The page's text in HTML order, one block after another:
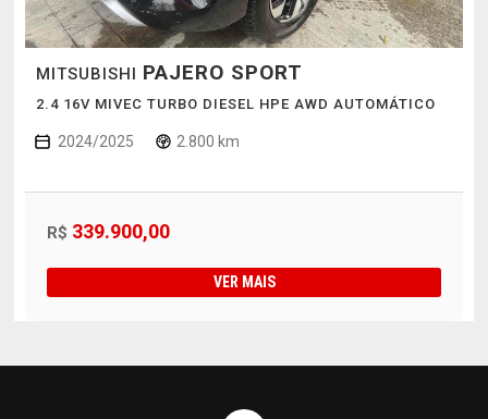
MITSUBISHI PAJERO SPORT
2.4 16V MIVEC TURBO DIESEL HPE AWD AUTOMÁTICO
2024/2025 2.800 km
R$ 339.900,00
VER MAIS